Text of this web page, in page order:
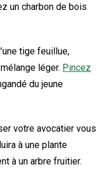
un charbon de bois
tige feuillue,
léger. Pincez
du jeune
votre avocatier vous
à une plante
à un arbre fruitier.